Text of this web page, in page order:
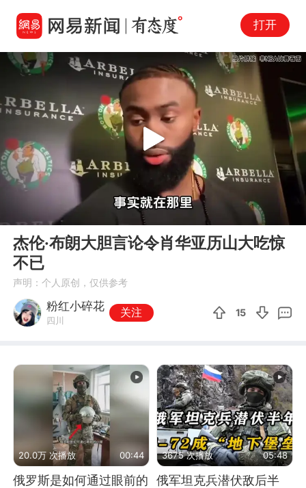
打开
01:05
Play
杰伦·布朗大胆言论令肖华亚历山大吃惊
不已
声明：个人原创，仅供参考
粉红小碎花
四川
关注 15
20.0万 次播放 00:44
俄罗斯是如何通过眼前的
3675 次播放 05:48
俄军坦克兵潜伏敌后半